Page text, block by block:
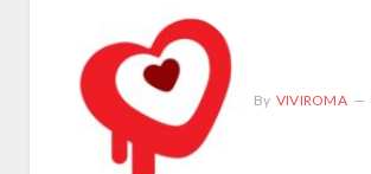
By VIVIROMA